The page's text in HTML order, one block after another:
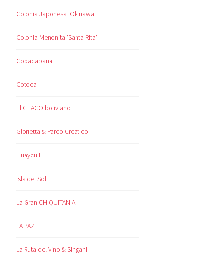
Colonia Japonesa 'Okinawa'
Colonia Menonita 'Santa Rita'
Copacabana
Cotoca
El CHACO boliviano
Glorietta & Parco Creatico
Huayculi
Isla del Sol
La Gran CHIQUITANIA
LA PAZ
La Ruta del Vino & Singani